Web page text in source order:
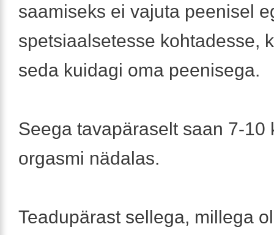
saamiseks ei vajuta peenisel
spetsiaalsetesse kohtadesse,
seda kuidagi oma peenisega.
Seega tavapäraselt saan 7-10
orgasmi nädalas.
Teadupärast sellega, millega